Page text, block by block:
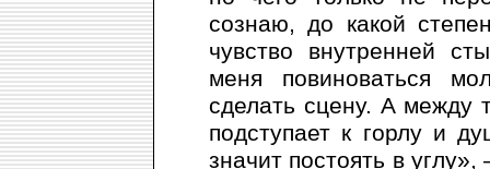
сознаю, до какой
чувство внутренней
меня повиноваться
сделать сцену. А между
подступает к горлу и
значит постоять в